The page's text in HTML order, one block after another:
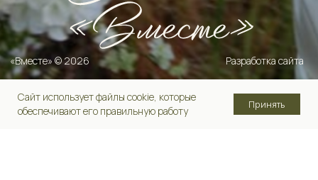
Сайт использует файлы cookie, которые
обеспечивают его правильную работу
Принять